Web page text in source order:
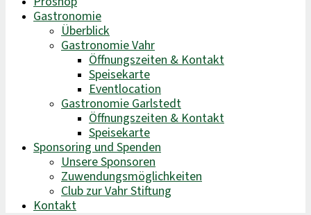
Gastronomie
Überblick
Gastronomie Vahr
Öffnungszeiten & Kontakt
Speisekarte
Eventlocation
Gastronomie Garlstedt
Öffnungszeiten & Kontakt
Speisekarte
Sponsoring und Spenden
Unsere Sponsoren
Zuwendungsmöglichkeiten
Club zur Vahr Stiftung
Kontakt